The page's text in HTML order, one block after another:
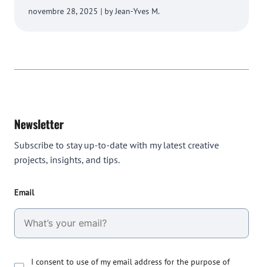
novembre 28, 2025 | by Jean-Yves M.
Newsletter
Subscribe to stay up-to-date with my latest creative
projects, insights, and tips.
Email
I consent to use of my email address for the purpose of